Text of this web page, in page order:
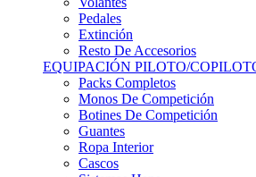
Extinción
Resto De Accesorios
EQUIPACIÓN PILOTO/COPILOTO
Packs Completos
Monos De Competición
Botines De Competición
Guantes
Ropa Interior
Cascos
Sistemas Hans
Bolsas Y Mochilas